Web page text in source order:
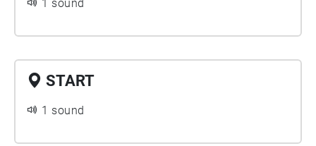
1 sound
START
1 sound